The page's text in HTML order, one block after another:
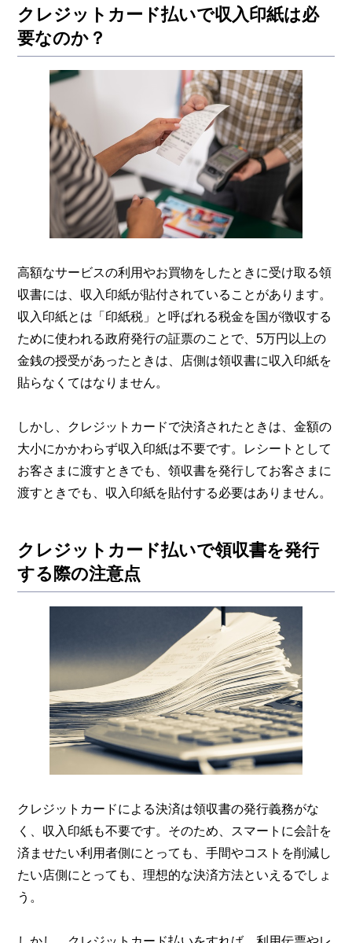
クレジットカード払いで収入印紙は必
要なのか？
高額なサービスの利用やお買物をしたときに受け取る領
収書には、収入印紙が貼付されていることがあります。
収入印紙とは「印紙税」と呼ばれる税金を国が徴収する
ために使われる政府発行の証票のことで、5万円以上の
金銭の授受があったときは、店側は領収書に収入印紙を
貼らなくてはなりません。
しかし、クレジットカードで決済されたときは、金額の
大小にかかわらず収入印紙は不要です。レシートとして
お客さまに渡すときでも、領収書を発行してお客さまに
渡すときでも、収入印紙を貼付する必要はありません。
クレジットカード払いで領収書を発行
する際の注意点
クレジットカードによる決済は領収書の発行義務がな
く、収入印紙も不要です。そのため、スマートに会計を
済ませたい利用者側にとっても、手間やコストを削減し
たい店側にとっても、理想的な決済方法といえるでしょ
う。